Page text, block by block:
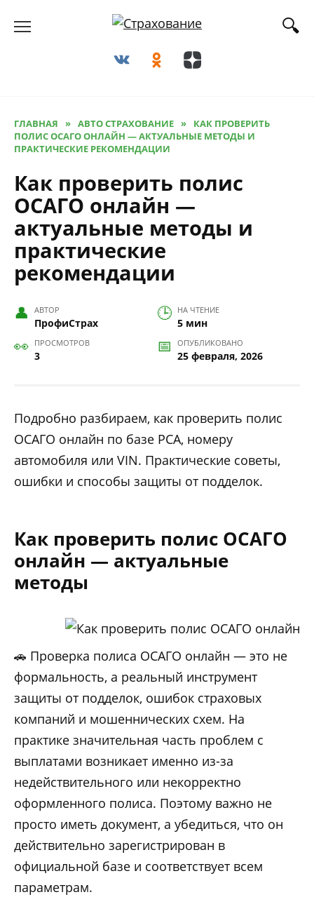
ГЛАВНАЯ » АВТО СТРАХОВАНИЕ »
КАК ПРОВЕРИТЬ
ПОЛИС ОСАГО ОНЛАЙН — АКТУАЛЬНЫЕ МЕТОДЫ И
ПРАКТИЧЕСКИЕ РЕКОМЕНДАЦИИ
Как проверить полис
ОСАГО онлайн —
актуальные методы и
практические
рекомендации
АВТОР
ПрофиСтрах
НА ЧТЕНИЕ
5 мин
ПРОСМОТРОВ
3
ОПУБЛИКОВАНО
25 февраля, 2026
Подробно разбираем, как проверить полис
ОСАГО онлайн по базе РСА, номеру
автомобиля или VIN. Практические советы,
ошибки и способы защиты от подделок.
Как проверить полис ОСАГО
онлайн — актуальные
методы
🚗 Проверка полиса ОСАГО онлайн — это не
формальность, а реальный инструмент
защиты от подделок, ошибок страховых
компаний и мошеннических схем. На
практике значительная часть проблем с
выплатами возникает именно из-за
недействительного или некорректно
оформленного полиса. Поэтому важно не
просто иметь документ, а убедиться, что он
действительно зарегистрирован в
официальной базе и соответствует всем
параметрам.